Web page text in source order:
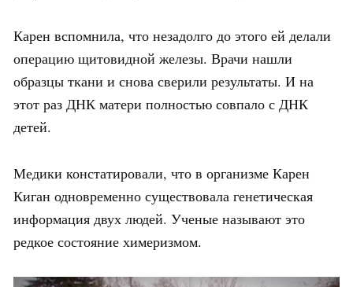
Карен вспомнила, что незадолго до этого ей делали
операцию щитовидной железы. Врачи нашли
образцы ткани и снова сверили результаты. И на
этот раз ДНК матери полностью совпало с ДНК
детей.
Медики констатировали, что в организме Карен
Киган одновременно существовала генетическая
информация двух людей. Ученые называют это
редкое состояние химеризмом.